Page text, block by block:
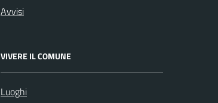
Avvisi
VIVERE IL COMUNE
Luoghi